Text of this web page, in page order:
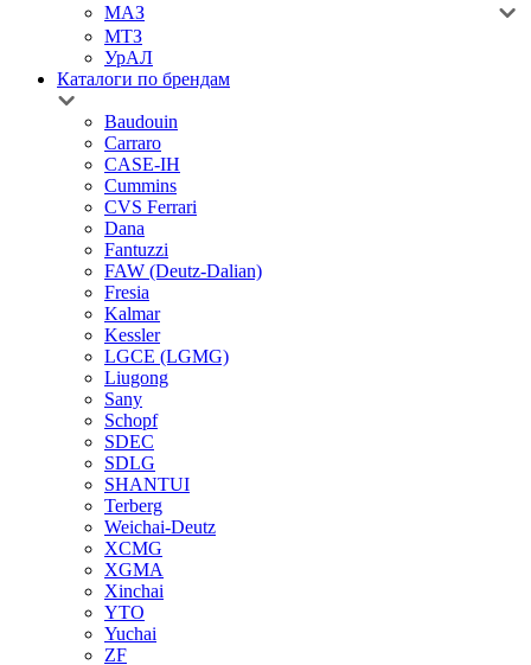
МАЗ
МТЗ
УрАЛ
Каталоги по брендам
Baudouin
Carraro
CASE-IH
Cummins
CVS Ferrari
Dana
Fantuzzi
FAW (Deutz-Dalian)
Fresia
Kalmar
Kessler
LGCE (LGMG)
Liugong
Sany
Schopf
SDEC
SDLG
SHANTUI
Terberg
Weichai-Deutz
XCMG
XGMA
Xinchai
YTO
Yuchai
ZF